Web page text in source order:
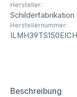
Hersteller:
Herstellernummer:
Beschreibung